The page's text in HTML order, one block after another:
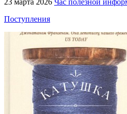
23 марта 2026 Час полезной
Поступления